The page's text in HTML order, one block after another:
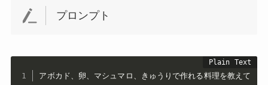
プロンプト
アボカド、卵、マシュマロ、きゅうりで作れる料理を教えて